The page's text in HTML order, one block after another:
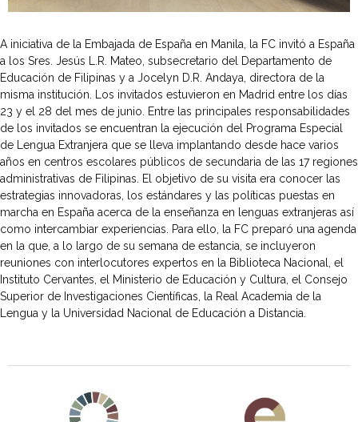
A iniciativa de la Embajada de España en Manila, la FC invitó a España
a los Sres. Jesús L.R. Mateo, subsecretario del Departamento de
Educación de Filipinas y a Jocelyn D.R. Andaya, directora de la
misma institución. Los invitados estuvieron en Madrid entre los días
23 y el 28 del mes de junio. Entre las principales responsabilidades
de los invitados se encuentran la ejecución del Programa Especial
de Lengua Extranjera que se lleva implantando desde hace varios
años en centros escolares públicos de secundaria de las 17 regiones
administrativas de Filipinas. El objetivo de su visita era conocer las
estrategias innovadoras, los estándares y las políticas puestas en
marcha en España acerca de la enseñanza en lenguas extranjeras así
como intercambiar experiencias. Para ello, la FC preparó una agenda
en la que, a lo largo de su semana de estancia, se incluyeron
reuniones con interlocutores expertos en la Biblioteca Nacional, el
Instituto Cervantes, el Ministerio de Educación y Cultura, el Consejo
Superior de Investigaciones Científicas, la Real Academia de la
Lengua y la Universidad Nacional de Educación a Distancia.